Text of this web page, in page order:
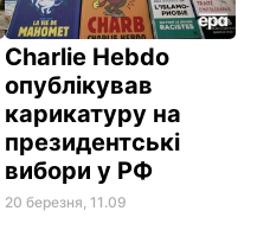
Charlie Hebdo
опублікував
карикатуру на
президентські
вибори у РФ
20 березня, 11.09